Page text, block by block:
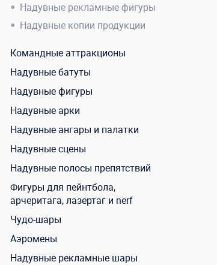
Надувные рекламные фигуры
Надувные копии продукции
Командные аттракционы
Надувные батуты
Надувные фигуры
Надувные арки
Надувные ангары и палатки
Надувные сцены
Надувные полосы препятствий
Фигуры для пейнтбола,
арчеритага, лазертаг и nerf
Чудо-шары
Аэромены
Надувные рекламные шары